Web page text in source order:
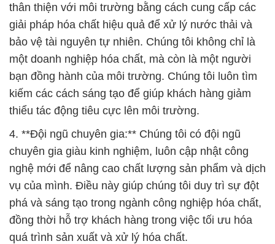
thân thiện với môi trường bằng cách cung cấp các
giải pháp hóa chất hiệu quả để xử lý nước thải và
bảo vệ tài nguyên tự nhiên. Chúng tôi không chỉ là
một doanh nghiệp hóa chất, mà còn là một người
bạn đồng hành của môi trường. Chúng tôi luôn tìm
kiếm các cách sáng tạo để giúp khách hàng giảm
thiểu tác động tiêu cực lên môi trường.
4. **Đội ngũ chuyên gia:** Chúng tôi có đội ngũ
chuyên gia giàu kinh nghiệm, luôn cập nhật công
nghệ mới để nâng cao chất lượng sản phẩm và dịch
vụ của mình. Điều này giúp chúng tôi duy trì sự đột
phá và sáng tạo trong ngành công nghiệp hóa chất,
đồng thời hỗ trợ khách hàng trong việc tối ưu hóa
quá trình sản xuất và xử lý hóa chất.